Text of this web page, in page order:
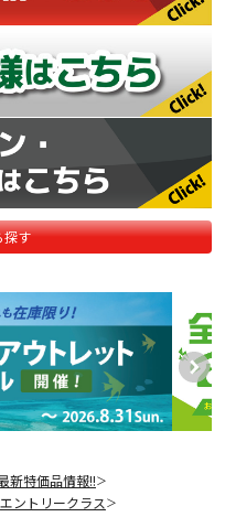
探す
新特価品情報!!＞
エントリークラス ＞